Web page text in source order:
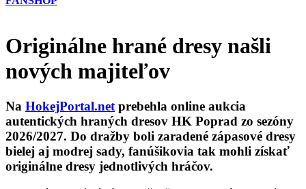
Originálne hrané dresy našli
nových majiteľov
Na HokejPortal.net prebehla online aukcia
autentických hraných dresov HK Poprad zo sezóny
2026/2027. Do dražby boli zaradené zápasové dresy
bielej aj modrej sady, fanúšikovia tak mohli získať
originálne dresy jednotlivých hráčov.